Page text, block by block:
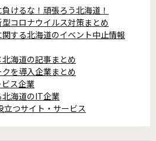
けるな！頑張ろう北海道！
コロナウイルス対策まとめ
する北海道のイベント中止情報
海道の記事まとめ
を導入企業まとめ
ス企業
海道のIT企業
立つサイト・サービス